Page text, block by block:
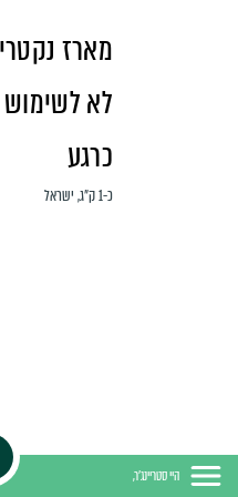
מארז
לא לשימוש
כרגע
כ-1 ק"ג, ישראל
היי סטריינג'ר,